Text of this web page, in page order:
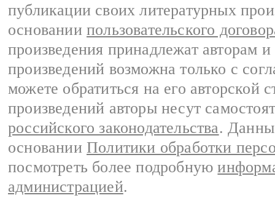
публикации своих литературных
основании пользовательского
произведения принадлежат авторам
произведений возможна только с
можете обратиться на его авторской
произведений авторы несут
российского законодательства.
основании Политики обработки
посмотреть более подробную
администрацией.